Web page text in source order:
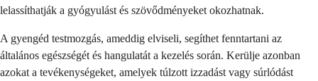
lelassíthatják a gyógyulást és szövődményeket okozhatnak.
A gyengéd testmozgás, ameddig elviseli, segíthet fenntartani az
általános egészségét és hangulatát a kezelés során. Kerülje azonban
azokat a tevékenységeket, amelyek túlzott izzadást vagy súrlódást